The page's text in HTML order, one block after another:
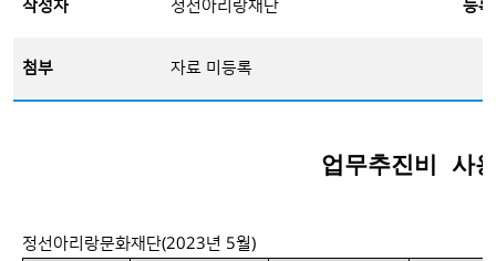
작성자 정선아리랑재단 등
첨부 자료 미등록
업무추진비 사
정선아리랑문화재단(2023년 5월)